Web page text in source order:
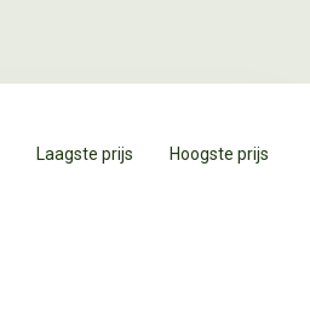
Laagste prijs Hoogste prijs